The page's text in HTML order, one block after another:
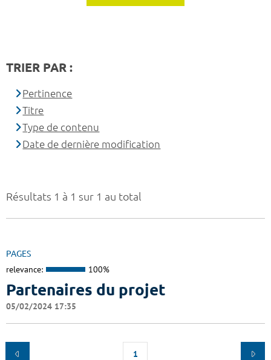
Résultats 1 à 1 sur 1 au total
PAGES
relevance: 100%
Partenaires du projet
05/02/2024 17:35
1
TRIER PAR :
Pertinence
Titre
Type de contenu
Date de dernière modification